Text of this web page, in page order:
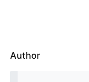
Author